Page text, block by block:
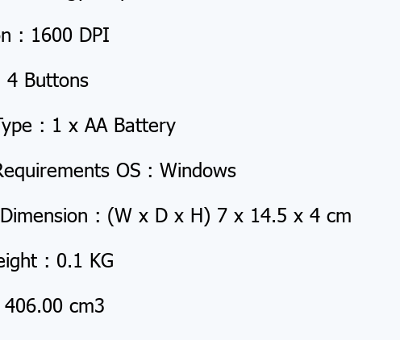
: 1600 DPI
4 Buttons
: 1 x AA Battery
OS : Windows
: (W x D x H) 7 x 14.5 x 4 cm
: 0.1 KG
cm3